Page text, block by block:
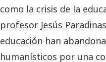
como la crisis de la
profesor Jesús
educación han
humanísticos por una